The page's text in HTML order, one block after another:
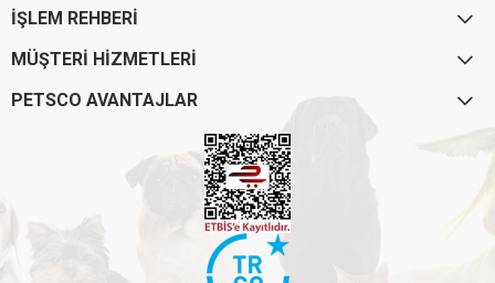
İŞLEM REHBERİ
MÜŞTERİ HİZMETLERİ
PETSCO AVANTAJLAR